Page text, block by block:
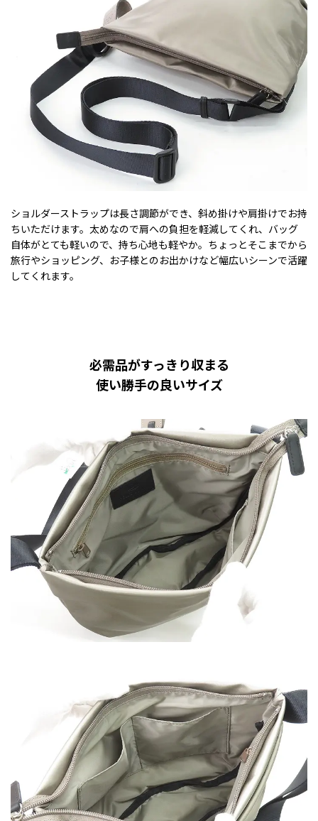
ショルダーストラップは長さ調節ができ、斜め掛けや肩掛けでお持
ちいただけます。太めなので肩への負担を軽減してくれ、バッグ
自体がとても軽いので、持ち心地も軽やか。ちょっとそこまでから
旅行やショッピング、お子様とのお出かけなど幅広いシーンで活躍
してくれます。
必需品がすっきり収まる
使い勝手の良いサイズ